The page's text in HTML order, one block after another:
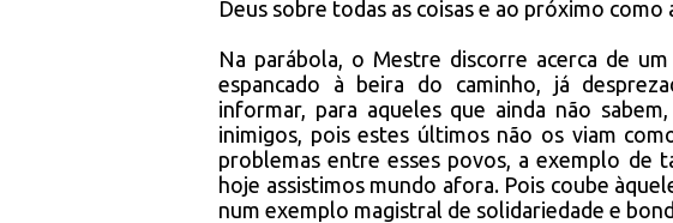
Deus sobre todas as coisas e ao próximo como
Na parábola, o Mestre discorre acerca de
espancado à beira do caminho, já
informar, para aqueles que ainda não
inimigos, pois estes últimos não os viam
problemas entre esses povos, a exemplo de
hoje assistimos mundo afora. Pois coube
num exemplo magistral de solidariedade e